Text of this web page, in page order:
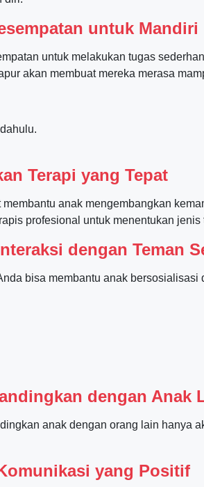
untuk Mandiri
untuk melakukan tugas
akan membuat mereka merasa
Terapi yang Tepat
anak mengembangkan
profesional untuk menentukan jenis
dengan Teman
bisa membantu anak
dengan Anak
anak dengan orang lain hanya
yang Positif